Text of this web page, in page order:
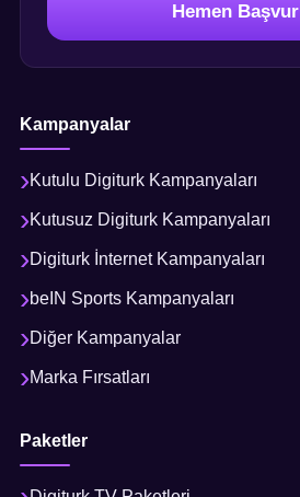
Hemen Başvur
Kampanyalar
Kutulu Digiturk Kampanyaları
Kutusuz Digiturk Kampanyaları
Digiturk İnternet Kampanyaları
beIN Sports Kampanyaları
Diğer Kampanyalar
Marka Fırsatları
Paketler